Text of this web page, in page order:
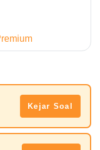
Kejar Soal